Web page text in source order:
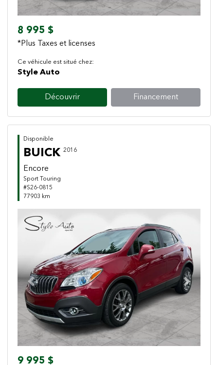
8 995 $
*Plus Taxes et licenses
Ce véhicule est situé chez:
Style Auto
Découvrir Financement
Disponible
BUICK 2016
Encore
Sport Touring
#S26-0815
77903 km
Previous Next
9 995 $